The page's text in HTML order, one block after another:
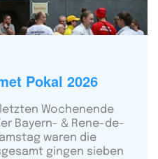
Pokal 2026
Wochenende
Bayern- & Rene-de-
waren die
gingen sieben